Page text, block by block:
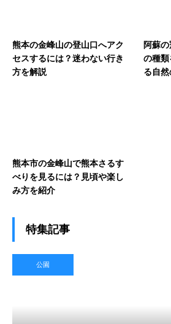
熊本の金峰山の登山口へアク
セスするには？迷わない行き
方を解説
阿蘇
の種
る自
熊本市の金峰山で熊本さるす
べりを見るには？見頃や楽し
み方を紹介
特集記事
公園